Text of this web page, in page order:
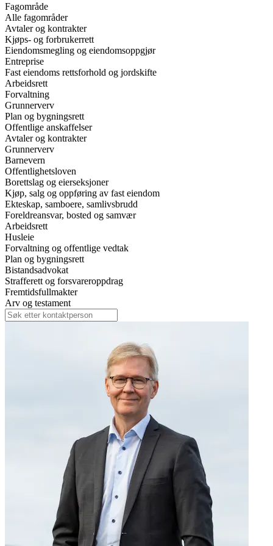
Fagområde
Alle fagområder
Avtaler og kontrakter
Kjøps- og forbrukerrett
Eiendomsmegling og eiendomsoppgjør
Entreprise
Fast eiendoms rettsforhold og jordskifte
Arbeidsrett
Forvaltning
Grunnerverv
Plan og bygningsrett
Offentlige anskaffelser
Avtaler og kontrakter
Grunnerverv
Barnevern
Offentlighetsloven
Borettslag og eierseksjoner
Kjøp, salg og oppføring av fast eiendom
Ekteskap, samboere, samlivsbrudd
Foreldreansvar, bosted og samvær
Arbeidsrett
Husleie
Forvaltning og offentlige vedtak
Plan og bygningsrett
Bistandsadvokat
Strafferett og forsvareroppdrag
Fremtidsfullmakter
Arv og testament